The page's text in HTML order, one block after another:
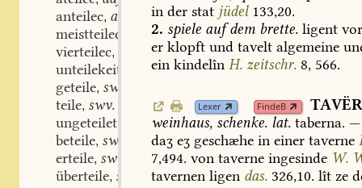
anteilec, adj.
meistteilec
vierteilec,
unteilekeit
geteile, swm.
teile, swv.
ungeteilet
part. adj.
beteile, swv.
erteile, swv.
überteile, swv.
in der stat jüdel 133,20.
2. spiele aufdem brette. ligent
er klopft und tavelt algemeine
ein kindelîn H. zeitschr. 8, 566.
Lexer FindeB
weinhaus, schenke. lat. taberna. —
daʒ eʒ geschæhe in einer taverne
7,494. von taverne ingesinde W.
tavernen ligen das. 326,10. lît ze